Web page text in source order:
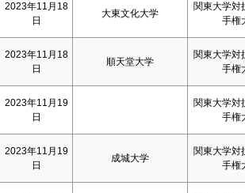
2023年11月18
日
大東文化大学
関東大学対
手権
2023年11月18
日
順天堂大学
関東大学対
手権
2023年11月19
日
関東大学対
手権
2023年11月19
日
成城大学
関東大学対
手権